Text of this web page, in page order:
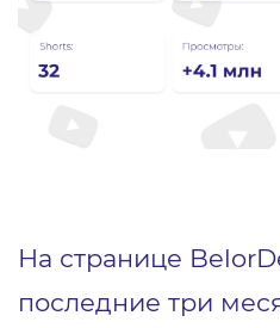
На странице
последние три